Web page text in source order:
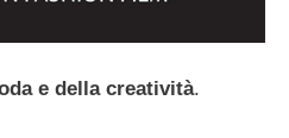
e della creatività.